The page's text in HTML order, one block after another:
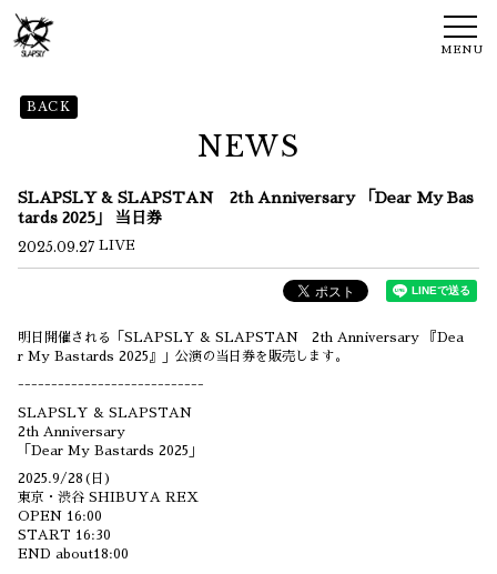
MENU
NEWS
BACK
SLAPSLY & SLAPSTAN 2th Anniversary 「Dear My Bas
tards 2025」 当日券
2025.09.27 LIVE
明日開催される「SLAPSLY & SLAPSTAN 2th Anniversary 『Dea
r My Bastards 2025』」公演の当日券を販売します。
----------------------------
SLAPSLY & SLAPSTAN
2th Anniversary
「Dear My Bastards 2025」
2025.9/28(日)
東京・渋谷 SHIBUYA REX
OPEN 16:00
START 16:30
END about18:00